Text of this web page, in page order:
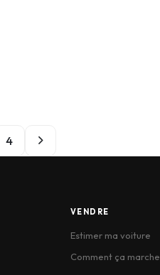
4
VENDRE
Estimer ma voiture
Comment ça marche